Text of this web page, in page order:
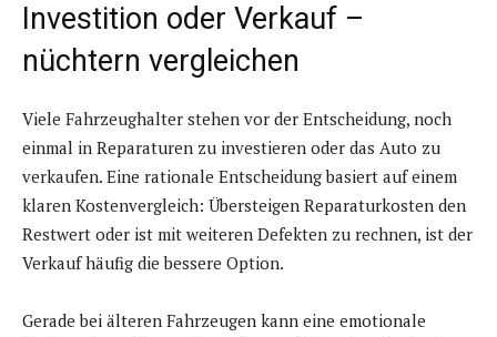
Investition oder Verkauf –
nüchtern vergleichen
Viele Fahrzeughalter stehen vor der Entscheidung, noch
einmal in Reparaturen zu investieren oder das Auto zu
verkaufen. Eine rationale Entscheidung basiert auf einem
klaren Kostenvergleich: Übersteigen Reparaturkosten den
Restwert oder ist mit weiteren Defekten zu rechnen, ist der
Verkauf häufig die bessere Option.
Gerade bei älteren Fahrzeugen kann eine emotionale